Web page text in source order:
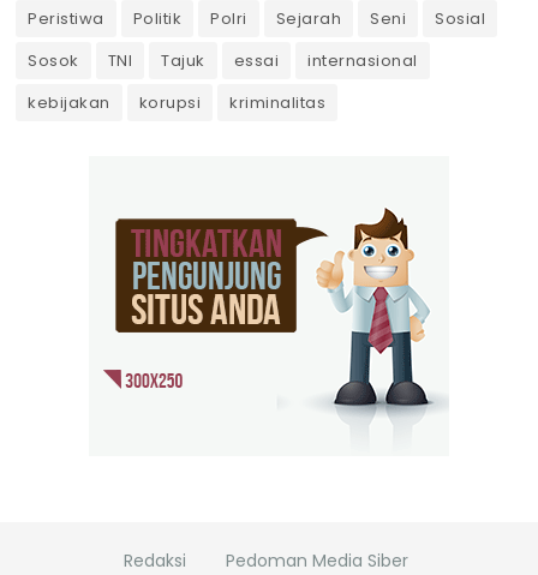
Peristiwa
Politik Polri Sejarah Seni
Sosial
Sosok
TNI Tajuk essai
internasional
kebijakan
korupsi kriminalitas
Redaksi Pedoman Media Siber